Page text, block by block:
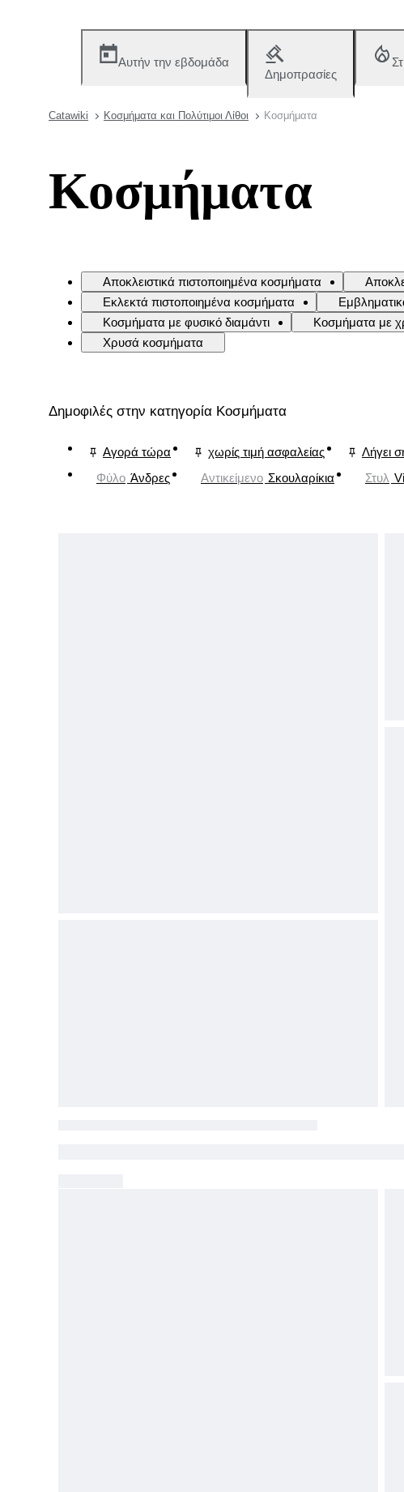
Αυτήν την εβδομάδα
Δημοπρασίες
Catawiki Κοσμήματα και Πολύτιμοι Λίθοι Κοσμήματα
Κοσμήματα
Αποκλειστικά πιστοποιημένα κοσμήματα
Εκλεκτά πιστοποιημένα κοσμήματα
Κοσμήματα με φυσικό διαμάντι
Κοσμήματα με
Χρυσά κοσμήματα
Δημοφιλές στην κατηγορία Κοσμήματα
Αγορά τώρα χωρίς τιμή ασφαλείας Λήγει
Φύλο Άνδρες Αντικείμενο Σκουλαρίκια Στυλ